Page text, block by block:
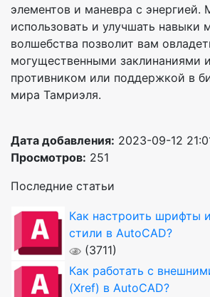
элементов и маневра с энергией.
использовать и улучшать навыки
волшебства позволит вам
могущественными заклинаниями
противником или поддержкой в
мира Тамриэля.
Дата добавления: 2023-09-12
Просмотров: 251
Последние статьи
Как настроить шрифты
стили в AutoCAD?
(3711)
Как работать с
(Xref) в AutoCAD?